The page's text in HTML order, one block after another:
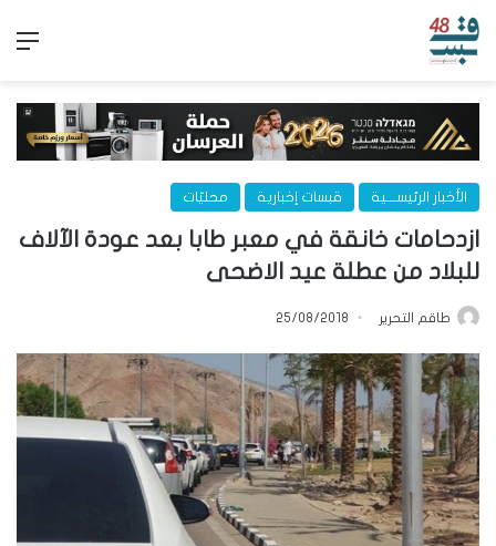
الأخبار الرئيســـية قبسات إخبارية محليّات
ازدحامات خانقة في معبر طابا بعد عودة الآلاف
للبلاد من عطلة عيد الاضحى
طاقم التحرير 25/08/2018